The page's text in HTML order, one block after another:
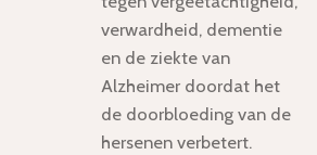
verwardheid, dementie
en de ziekte van
Alzheimer doordat het
de doorbloeding van de
hersenen verbetert.